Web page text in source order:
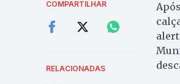
COMPARTILHAR
RELACIONADAS